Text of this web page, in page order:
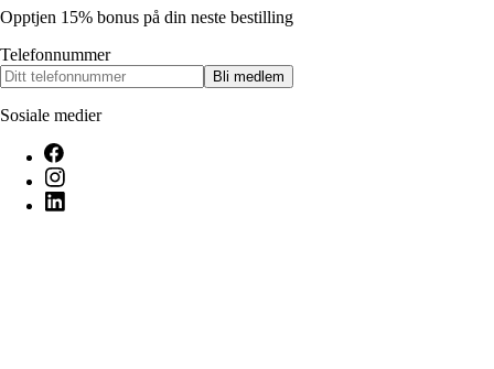
Opptjen 15% bonus på din neste bestilling
Telefonnummer
Bli medlem
Sosiale medier